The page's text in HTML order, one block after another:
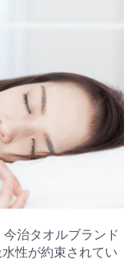
治タオルブランド
性が約束されてい